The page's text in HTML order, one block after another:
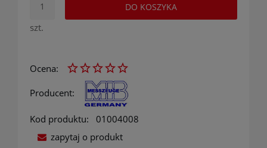
szt.
DO KOSZYKA
Ocena:
Producent:
Kod produktu:
01004008
zapytaj o produkt